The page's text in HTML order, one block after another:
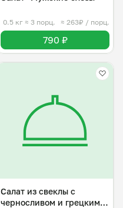
0.5 кг ≈ 3 порц. ≈ 263₽ / порц.
790 ₽
Салат из свеклы с
черносливом и грецким